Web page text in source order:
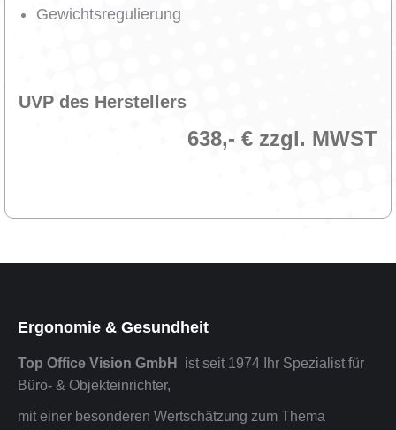
Gewichtsregulierung
UVP des Herstellers
638,- € zzgl. MWST
Ergonomie & Gesundheit
Top Office Vision GmbH
ist seit 1974 Ihr Spezialist für
Büro- & Objekteinrichter,
mit einer besonderen Wertschätzung zum Thema